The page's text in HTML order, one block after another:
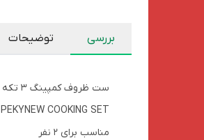
بررسی توضیحات
ست ظروف کمپینگ ۳ تکه کله گاوی مدل SPICE
PEKYNEW COOKING SET
مناسب برای ۲ نفر